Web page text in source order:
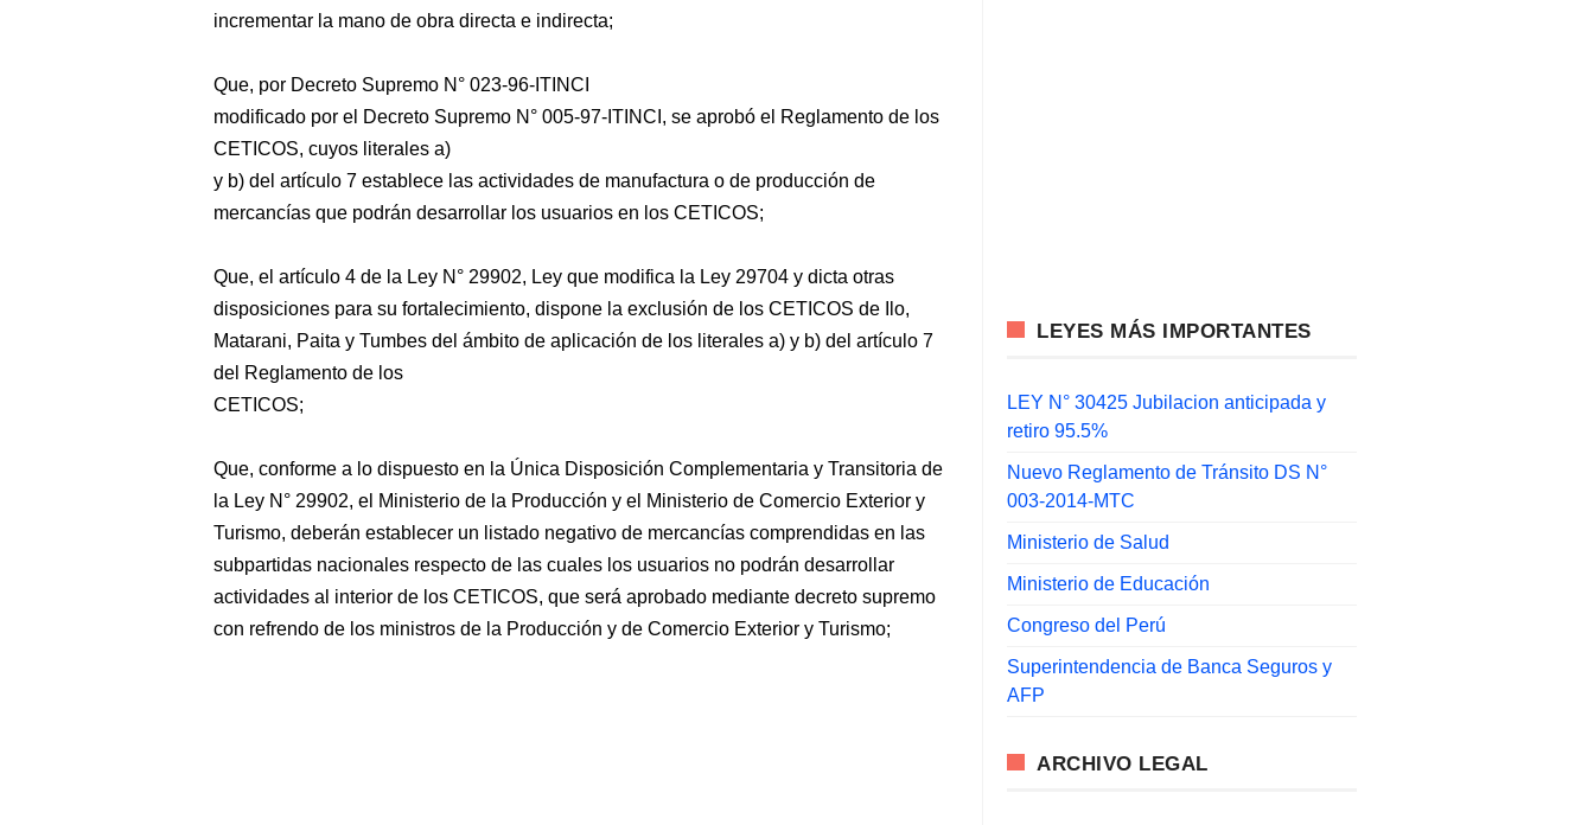
incrementar la mano de obra directa e indirecta;
Que, por Decreto Supremo N° 023-96-ITINCI
modificado por el Decreto Supremo N° 005-97-ITINCI, se aprobó el Reglamento de los
CETICOS, cuyos literales a)
y b) del artículo 7 establece las actividades de manufactura o de producción de
mercancías que podrán desarrollar los usuarios en los CETICOS;
Que, el artículo 4 de la Ley N° 29902, Ley que modifica la Ley 29704 y dicta otras
disposiciones para su fortalecimiento, dispone la exclusión de los CETICOS de Ilo,
Matarani, Paita y Tumbes del ámbito de aplicación de los literales a) y b) del artículo 7
del Reglamento de los
CETICOS;
Que, conforme a lo dispuesto en la Única Disposición Complementaria y Transitoria de
la Ley N° 29902, el Ministerio de la Producción y el Ministerio de Comercio Exterior y
Turismo, deberán establecer un listado negativo de mercancías comprendidas en las
subpartidas nacionales respecto de las cuales los usuarios no podrán desarrollar
actividades al interior de los CETICOS, que será aprobado mediante decreto supremo
con refrendo de los ministros de la Producción y de Comercio Exterior y Turismo;
LEYES MÁS IMPORTANTES
LEY N° 30425 Jubilacion anticipada y
retiro 95.5%
Nuevo Reglamento de Tránsito DS N°
003-2014-MTC
Ministerio de Salud
Ministerio de Educación
Congreso del Perú
Superintendencia de Banca Seguros y
AFP
ARCHIVO LEGAL